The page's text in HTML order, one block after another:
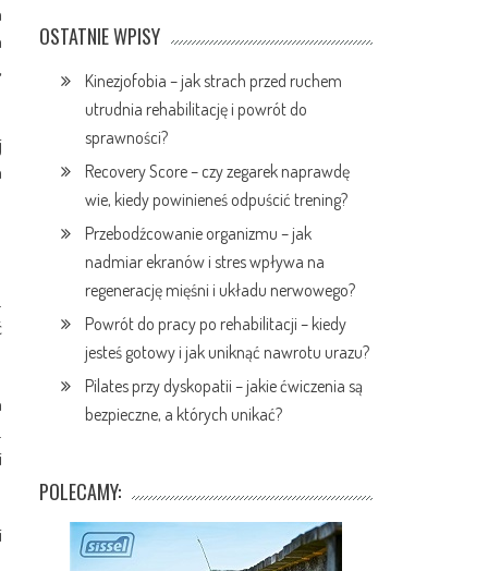
OSTATNIE WPISY
Kinezjofobia – jak strach przed ruchem
utrudnia rehabilitację i powrót do
sprawności?
Recovery Score – czy zegarek naprawdę
wie, kiedy powinieneś odpuścić trening?
Przebodźcowanie organizmu – jak
nadmiar ekranów i stres wpływa na
regenerację mięśni i układu nerwowego?
Powrót do pracy po rehabilitacji – kiedy
jesteś gotowy i jak uniknąć nawrotu urazu?
Pilates przy dyskopatii – jakie ćwiczenia są
bezpieczne, a których unikać?
POLECAMY: